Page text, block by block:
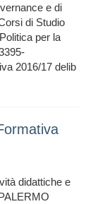
e di
di Studio
per la
2016/17 delib
didattiche e